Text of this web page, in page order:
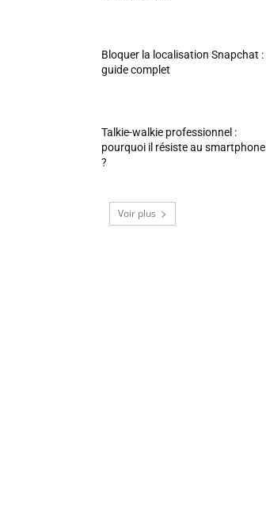
Bloquer la localisation Snapchat :
guide complet
Talkie-walkie professionnel :
pourquoi il résiste au smartphone
?
Voir plus